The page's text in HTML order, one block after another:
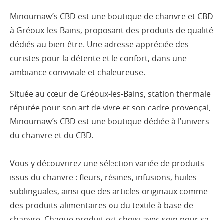
Minoumaw’s CBD est une boutique de chanvre et CBD
à Gréoux-les-Bains, proposant des produits de qualité
dédiés au bien-être. Une adresse appréciée des
curistes pour la détente et le confort, dans une
ambiance conviviale et chaleureuse.
Située au cœur de Gréoux-les-Bains, station thermale
réputée pour son art de vivre et son cadre provençal,
Minoumaw’s CBD est une boutique dédiée à l’univers
du chanvre et du CBD.
Vous y découvrirez une sélection variée de produits
issus du chanvre : fleurs, résines, infusions, huiles
sublinguales, ainsi que des articles originaux comme
des produits alimentaires ou du textile à base de